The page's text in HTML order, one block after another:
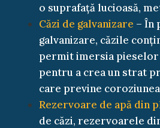
o suprafață lucioasă,
Căzi de galvanizare – În
galvanizare, căzile
permit imersia
pentru a crea un strat
care previne
Rezervoare de apă din
de căzi, rezervoarele